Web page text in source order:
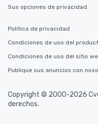
Sus opciones de privacidad
Política de privacidad
Condiciones de uso del
Condiciones de uso del sitio
Publique sus anuncios con
Copyright © 2000-2026
derechos.